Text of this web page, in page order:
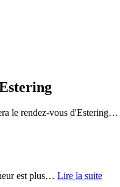
le rendez-vous d'Estering…
est plus… Lire la suite